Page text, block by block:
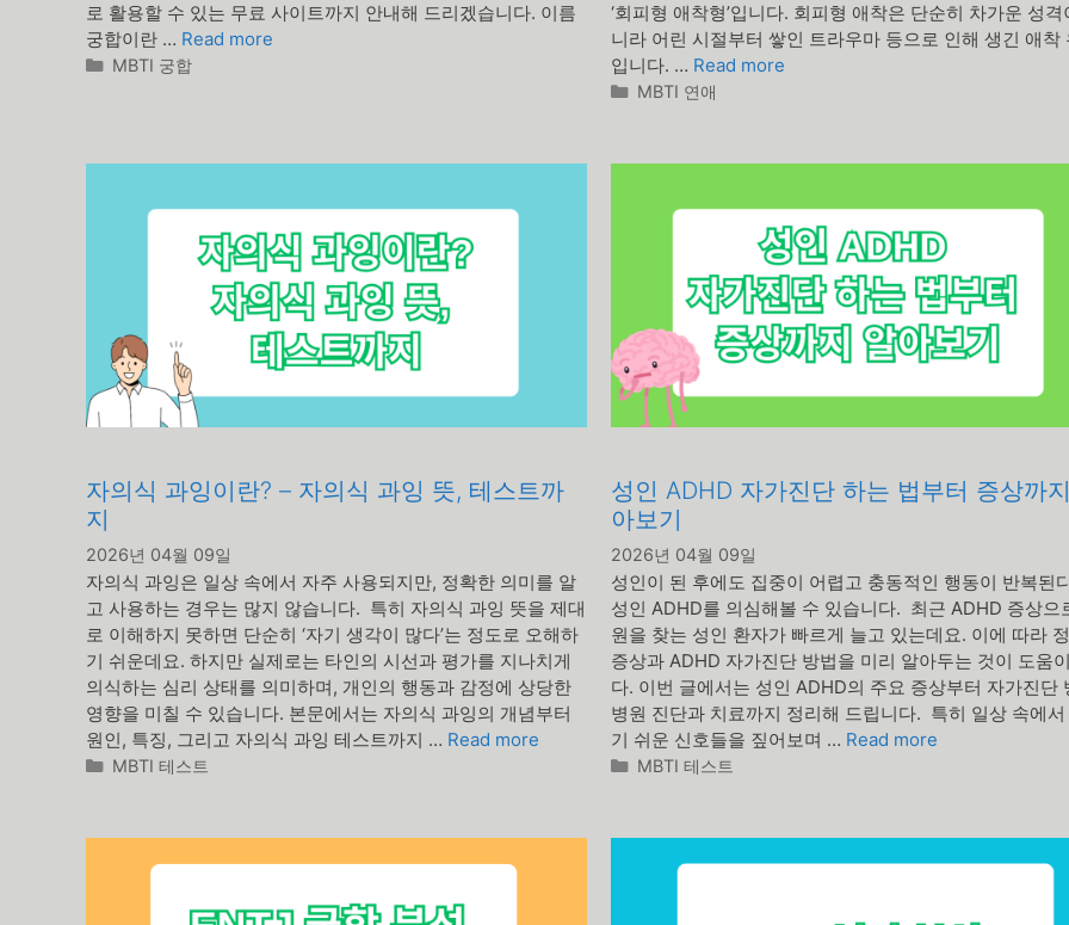
로 활용할 수 있는 무료 사이트까지 안내해 드리겠습니다. 이름
궁합이란 … Read more
카
MBTI 궁합
‘회피형 애착형’입니다. 회피형 애착은 단순히 차가운 성격
니라 어린 시절부터 쌓인 트라우마 등으로 인해 생긴 애착
입니다. … Read more
카
리
MBTI 연애
자의식 과잉이란? – 자의식 과잉 뜻, 테스트까
지
2026년 04월 09일
자의식 과잉은 일상 속에서 자주 사용되지만, 정확한 의미를 알
고 사용하는 경우는 많지 않습니다. 특히 자의식 과잉 뜻을 제대
로 이해하지 못하면 단순히 ‘자기 생각이 많다’는 정도로 오해하
기 쉬운데요. 하지만 실제로는 타인의 시선과 평가를 지나치게
의식하는 심리 상태를 의미하며, 개인의 행동과 감정에 상당한
영향을 미칠 수 있습니다. 본문에서는 자의식 과잉의 개념부터
원인, 특징, 그리고 자의식 과잉 테스트까지 … Read more
카
리
MBTI 테스트
성인 ADHD 자가진단 하는 법부터 증상까
아보기
2026년 04월 09일
성인이 된 후에도 집중이 어렵고 충동적인 행동이 반복된
성인 ADHD를 의심해볼 수 있습니다. 최근 ADHD 증상으
원을 찾는 성인 환자가 빠르게 늘고 있는데요. 이에 따라
증상과 ADHD 자가진단 방법을 미리 알아두는 것이 도움
다. 이번 글에서는 성인 ADHD의 주요 증상부터 자가진단
병원 진단과 치료까지 정리해 드립니다. 특히 일상 속에서
기 쉬운 신호들을 짚어보며 … Read more
카
리
MBTI 테스트